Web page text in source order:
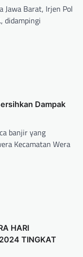
Jawa Barat, Irjen Pol
didampingi
Dampak
banjir yang
Kecamatan Wera
HARI
TINGKAT